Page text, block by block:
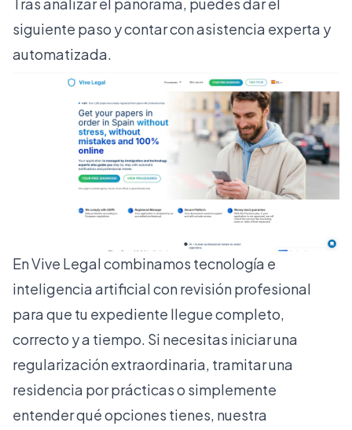
Tras analizar el panorama, puedes dar el
siguiente paso y contar con asistencia experta y
automatizada.
En Vive Legal combinamos tecnología e
inteligencia artificial con revisión profesional
para que tu expediente llegue completo,
correcto y a tiempo. Si necesitas iniciar una
regularización extraordinaria, tramitar una
residencia por prácticaso simplemente
entender qué opciones tienes, nuestra